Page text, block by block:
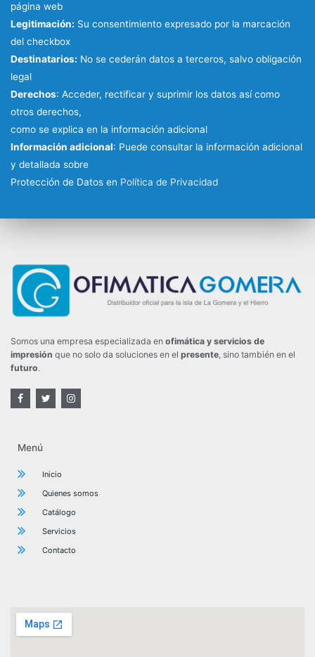
página web
Legitimación: Su consentimiento expresado por la marcación
del checkbox
Destinatarios: No se cederán datos a terceros, salvo obligación
legal
Derechos: Acceder, rectificar y suprimir los datos así como
otros derechos,
como se explica en la información adicional
Información adicional: Puede consultar la información adicional
y detallada sobre
Protección de Datos en Política de Privacidad
Somos una empresa especializada en ofimática y servicios de
impresión que no solo da soluciones en el presente, sino también en el
futuro.
Menú
Inicio
Quienes somos
Catálogo
Servicios
Contacto